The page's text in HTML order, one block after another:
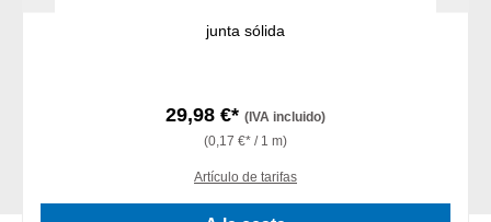
junta sólida
29,98 €* (IVA incluido)
(0,17 €* / 1 m)
Artículo de tarifas